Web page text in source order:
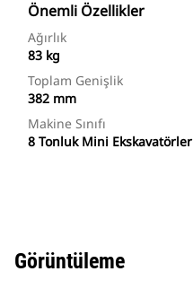
Önemli Özellikler
Ağırlık
83 kg
Toplam Genişlik
382 mm
Makine Sınıfı
8 Tonluk Mini Ekskavatörler
Görüntüleme